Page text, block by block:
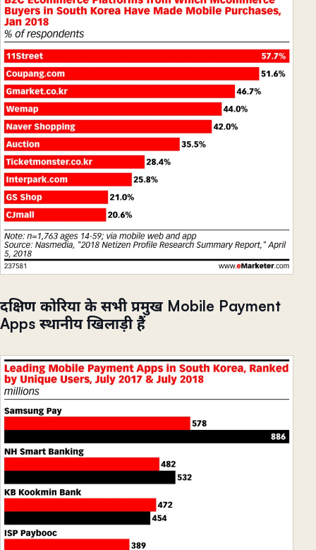
दक्षिण कोरिया के सभी प्रमुख Mobile Payment
Apps स्थानीय खिलाड़ी हैं